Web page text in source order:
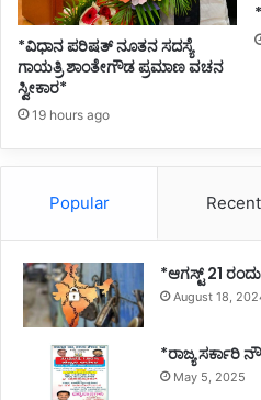
*ವಿಧಾನ ಪರಿಷತ್ ನೂತನ ಸದಸ್ಯೆ
ಗಾಯತ್ರಿ ಶಾಂತೇಗೌಡ ಪ್ರಮಾಣ ವಚನ
ಸ್ವೀಕಾರ*
19 hours ago
Popular Recent
*ಆಗಸ್ಟ್ 21
August 18,
*ರಾಜ್ಯ ಸರ್ಕಾರಿ
May 5, 2025